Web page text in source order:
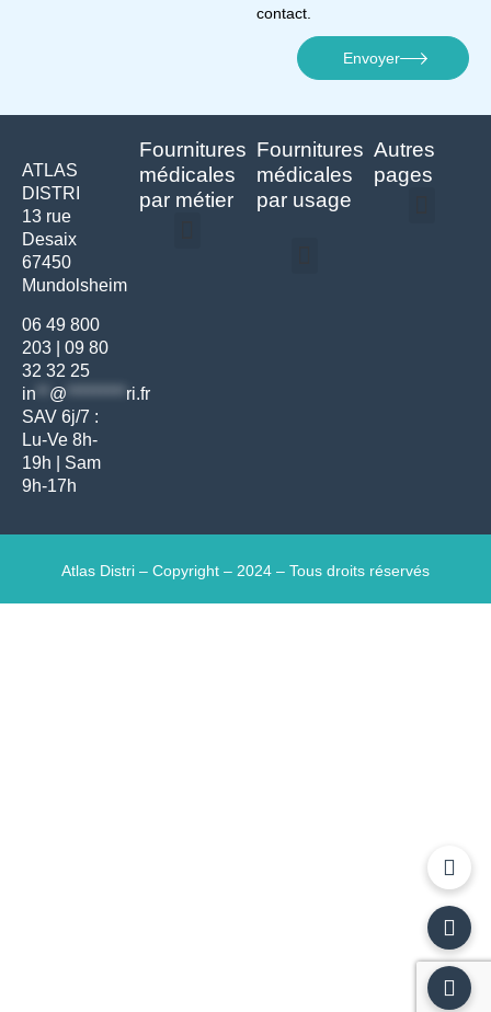
contact.
Envoyer
ATLAS
DISTRI
13 rue
Desaix
67450
Mundolsheim
06 49 800
203
09 80
32 32 25
in
@ ********* ri.fr
SAV 6j/7 :
Lu-Ve 8h-
19h | Sam
9h-17h
Fournitures
médicales
par métier
Fournitures
médicales
par usage
Autres
pages
Atlas Distri – Copyright – 2024 – Tous droits réservés